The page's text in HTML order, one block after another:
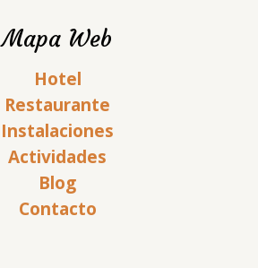
Mapa Web
Hotel
Restaurante
Instalaciones
Actividades
Blog
Contacto